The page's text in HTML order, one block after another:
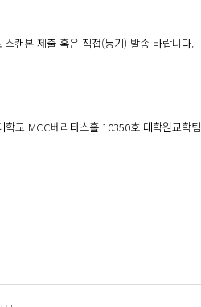
캔본 제출 혹은 직접(등기) 발송 바랍니다.
교 MCC베리타스홀 10350호 대학원교학팀